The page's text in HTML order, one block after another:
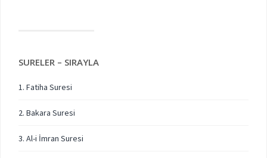
SURELER – SIRAYLA
1. Fatiha Suresi
2. Bakara Suresi
3. Al-i İmran Suresi